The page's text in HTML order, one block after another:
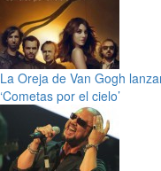
La Oreja de Van Gogh
‘Cometas por el cielo’